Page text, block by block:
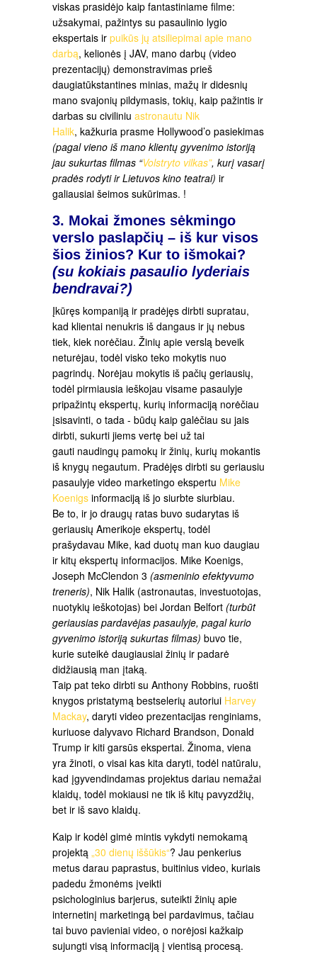
viskas prasidėjo kaip fantastiniame filme:
užsakymai, pažintys su pasaulinio lygio
ekspertais ir puikūs jų atsiliepimai apie mano
darbą, kelionės į JAV, mano darbų (video
prezentacijų) demonstravimas prieš
daugiatūkstantines minias, mažų ir didesnių
mano svajonių pildymasis, tokių, kaip pažintis ir
darbas su civiliniu astronautu Nik
Halik, kažkuria prasme Hollywood’o pasiekimas
(pagal vieno iš mano klientų gyvenimo istoriją
jau sukurtas filmas “Volstryto vilkas”, kurį vasarį
pradės rodyti ir Lietuvos kino teatrai) ir
galiausiai šeimos sukūrimas. !
3. Mokai žmones sėkmingo
verslo paslapčių – iš kur visos
šios žinios? Kur to išmokai?
(su kokiais pasaulio lyderiais
bendravai?)
Įkūręs kompaniją ir pradėjęs dirbti supratau,
kad klientai nenukris iš dangaus ir jų nebus
tiek, kiek norėčiau. Žinių apie verslą beveik
neturėjau, todėl visko teko mokytis nuo
pagrindų. Norėjau mokytis iš pačių geriausių,
todėl pirmiausia ieškojau visame pasaulyje
pripažintų ekspertų, kurių informaciją norėčiau
įsisavinti, o tada - būdų kaip galėčiau su jais
dirbti, sukurti jiems vertę bei už tai
gauti naudingų pamokų ir žinių, kurių mokantis
iš knygų negautum. Pradėjęs dirbti su geriausiu
pasaulyje video marketingo ekspertu Mike
Koenigs informaciją iš jo siurbte siurbiau.
Be to, ir jo draugų ratas buvo sudarytas iš
geriausių Amerikoje ekspertų, todėl
prašydavau Mike, kad duotų man kuo daugiau
ir kitų ekspertų informacijos. Mike Koenigs,
Joseph McClendon 3 (asmeninio efektyvumo
treneris), Nik Halik (astronautas, investuotojas,
nuotykių ieškotojas) bei Jordan Belfort (turbūt
geriausias pardavėjas pasaulyje, pagal kurio
gyvenimo istoriją sukurtas filmas) buvo tie,
kurie suteikė daugiausiai žinių ir padarė
didžiausią man įtaką.
Taip pat teko dirbti su Anthony Robbins, ruošti
knygos pristatymą bestselerių autoriui Harvey
Mackay, daryti video prezentacijas renginiams,
kuriuose dalyvavo Richard Brandson, Donald
Trump ir kiti garsūs ekspertai. Žinoma, viena
yra žinoti, o visai kas kita daryti, todėl natūralu,
kad įgyvendindamas projektus dariau nemažai
klaidų, todėl mokiausi ne tik iš kitų pavyzdžių,
bet ir iš savo klaidų.
Kaip ir kodėl gimė mintis vykdyti nemokamą
projektą „30 dienų iššūkis“? Jau penkerius
metus darau paprastus, buitinius video, kuriais
padedu žmonėms įveikti
psichologinius barjerus, suteikti žinių apie
internetinį marketingą bei pardavimus, tačiau
tai buvo pavieniai video, o norėjosi kažkaip
sujungti visą informaciją į vientisą procesą.